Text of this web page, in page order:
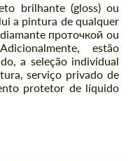
brilhante (gloss) ou
a pintura de qualquer
проточкой ou
estão
a seleção individual
serviço privado de
protetor de líquido